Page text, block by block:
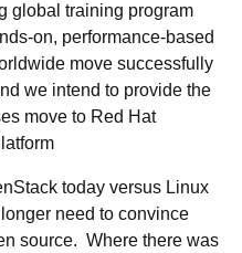
global training program
on, performance-based
move successfully
we intend to provide the
move to Red Hat
today versus Linux
need to convince
source. Where there was